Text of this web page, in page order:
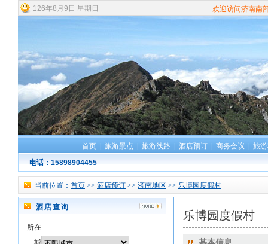
126年8 月 9 日 星期日 欢迎访问济南南
首页 旅游景点 旅游线路 酒店预订 商务会议
旅
电话：15898904455
当前位置： 首页 >> 酒店预订 >> 济南地区 >> 乐博园度假村
酒店查询
所在
城
乐博园度假村